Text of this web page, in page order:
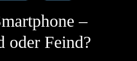
–
oder Feind?